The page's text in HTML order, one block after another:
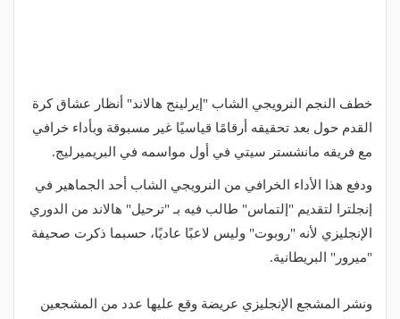
خطف النجم النرويجي الشاب "إيرلينج هالاند" أنظار عشاق كرة
القدم حول بعد تحقيقه أرقامًا قياسيًا غير مسبوقة وبأداء خرافي
مع فريقه مانشستر سيتي في أول مواسمه في البريميرليج.
ودفع هذا الأداء الخرافي من النرويجي الشاب أحد الجماهير في
إنجلترا لتقديم "إلتماس" طالب فيه بـ "ترحيل" هالاند من الدوري
الإنجليزي لأنه "روبوت" وليس لاعبًا عاديًا، حسبما ذكرت صحيفة
"ميرور" البريطانية.
ونشر المشجع الإنجليزي عريضة وقع عليها عدد من المشجعين